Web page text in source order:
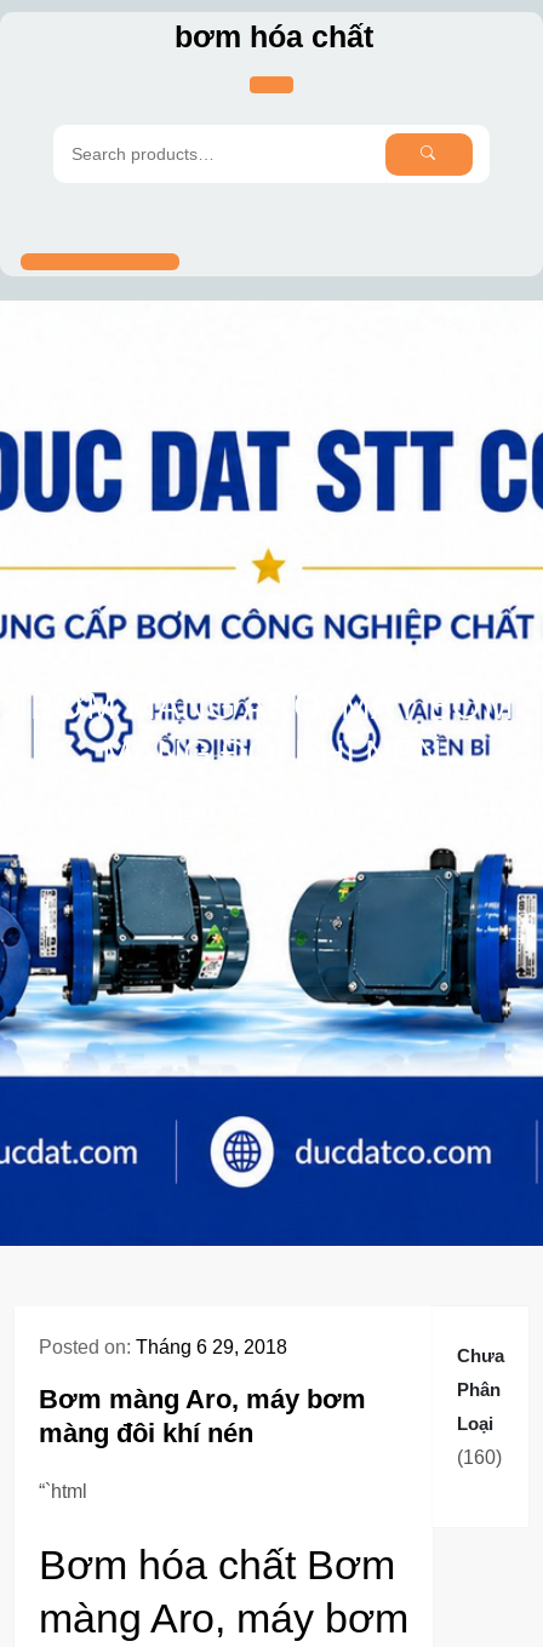
Skip
bơm hóa chất
SEARCH
BƠM MÀNG ARO, MÁY BƠM
MÀNG ĐÔI KHÍ NÉN
Posted on: Tháng 6 29, 2018
Bơm màng Aro, máy bơm
màng đôi khí nén
“`html
Bơm hóa chất Bơm
màng Aro, máy bơm
Chưa
Phân
Loại
160160